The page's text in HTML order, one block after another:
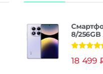
8/
из 5
18 499